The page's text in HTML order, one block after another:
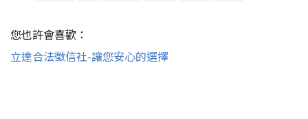
您也許會喜歡：
立達合法徵信社-讓您安心的選擇